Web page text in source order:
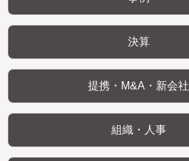
決算
提携・M&A・新会社
組織・人事